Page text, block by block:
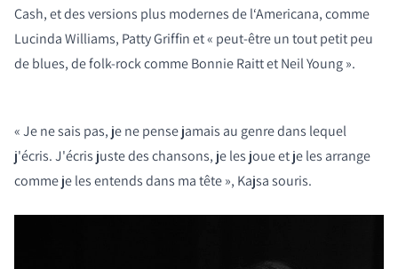
Cash, et des versions plus modernes de l‘Americana, comme
Lucinda Williams, Patty Griffin et « peut-être un tout petit peu
de blues, de folk-rock comme Bonnie Raitt et Neil Young ».
« Je ne sais pas, je ne pense jamais au genre dans lequel
j'écris. J'écris juste des chansons, je les joue et je les arrange
comme je les entends dans ma tête », Kajsa souris.